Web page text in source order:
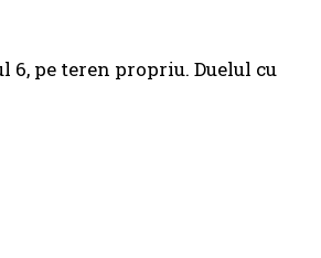
pe teren propriu. Duelul cu